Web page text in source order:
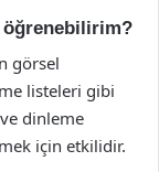
öğrenebilirim?
görsel
listeleri gibi
dinleme
için etkilidir.